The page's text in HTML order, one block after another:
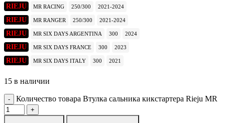
RIEJU MR RACING 250/300 2021-2024
RIEJU MR RANGER 250/300 2021-2024
RIEJU MR SIX DAYS ARGENTINA 300 2024
RIEJU MR SIX DAYS FRANCE 300 2023
RIEJU MR SIX DAYS ITALY 300 2021
15 в наличии
Количество товара Втулка сальника кикстартера Rieju MR